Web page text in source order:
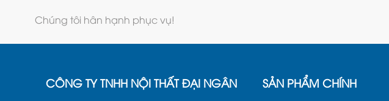
Chúng tôi hân hạnh phục vụ!
CÔNG TY TNHH NỘI THẤT ĐẠI NGÂN SẢN PHẨM CHÍNH